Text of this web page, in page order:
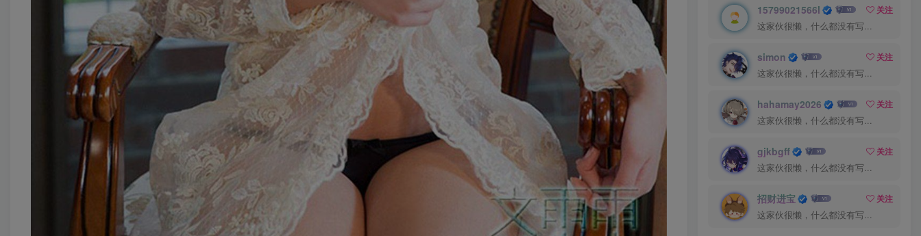
15799021566l
关注
这家伙很懒，什么都没有写...
simon
关注
这家伙很懒，什么都没有写...
hahamay2026
关注
这家伙很懒，什么都没有写...
gjkbgff
关注
这家伙很懒，什么都没有写...
招财进宝
关注
这家伙很懒，什么都没有写...